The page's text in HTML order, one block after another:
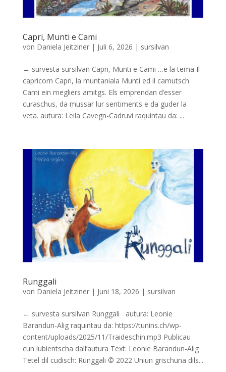
Capri, Munti e Cami
von Daniela Jeitziner| Juli 6, 2026 | sursilvan
← survesta sursilvan Capri, Munti e Cami …e la tema Il
capricorn Capri, la muntaniala Munti ed il camutsch
Cami ein megliers amitgs. Els emprendan d’esser
curaschus, da mussar lur sentiments e da guder la
veta. autura: Leila Cavegn-Cadruvi raquintau da: ...
Runggali
von Daniela Jeitziner| Juni 18, 2026 | sursilvan
← survesta sursilvan Runggali autura: Leonie
Barandun-Alig raquintau da: https://tunins.ch/wp-
content/uploads/2025/11/Traideschin.mp3 Publicau
cun lubientscha dall’autura Text: Leonie Barandun-Alig
Tetel dil cudisch: Runggali © 2022 Uniun grischuna dils...